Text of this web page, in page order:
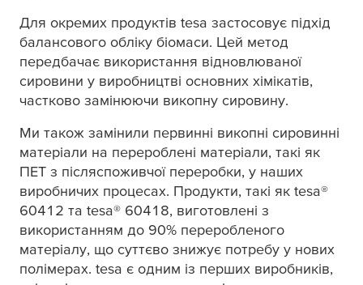
Для окремих продуктів tesa застосовує підхід
балансового обліку біомаси. Цей метод
передбачає використання відновлюваної
сировини у виробництві основних хімікатів,
частково замінюючи викопну сировину.
Ми також замінили первинні викопні сировинні
матеріали на перероблені матеріали, такі як
ПЕТ з післяспоживчої переробки, у наших
виробничих процесах. Продукти, такі як tesa®
60412 та tesa® 60418, виготовлені з
використанням до 90% переробленого
матеріалу, що суттєво знижує потребу у нових
полімерах. tesa є одним із перших виробників,